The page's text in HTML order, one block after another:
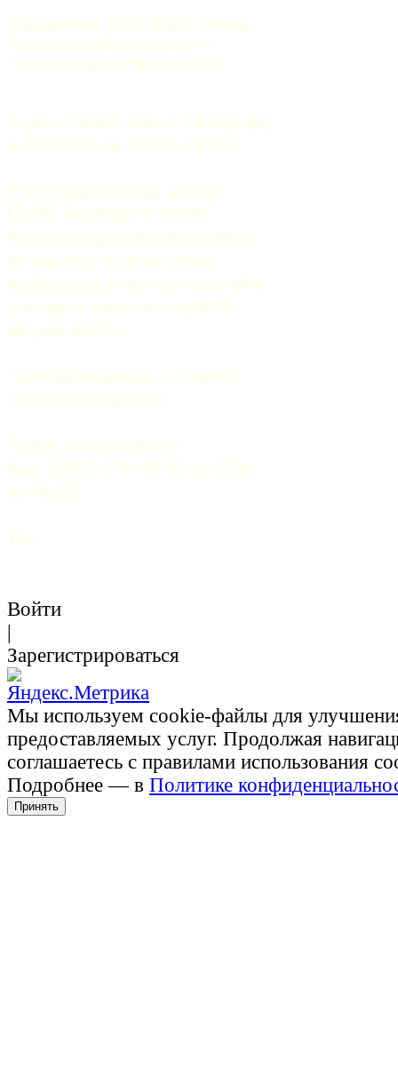
Учредитель ООО «Пять углов».
Генеральный директор —
Грачев Сергей Викторович
Адрес: 191015, Санкт-Петербург,
9-я Советская, д.4-6, оф.415
Регистрационный номер
СМИ: Эл №ФС77-37070.
Выдано Федеральной службой
по надзору в сфере связи,
информационных технологий и
массовых коммуникаций 06
августа 2009 г.
Главный редактор — Грачев
Сергей Викторович.
Почта: mail@5uglov.ru
Тел. 8 (812) 274-35-25 (c 12.00
до 18.00)
12+
Войти
|
Зарегистрироваться
Мы используем cookie-файлы для
предоставляемых услуг. Продолжая
соглашаетесь с правилами использования
Подробнее — в Политике
Принять